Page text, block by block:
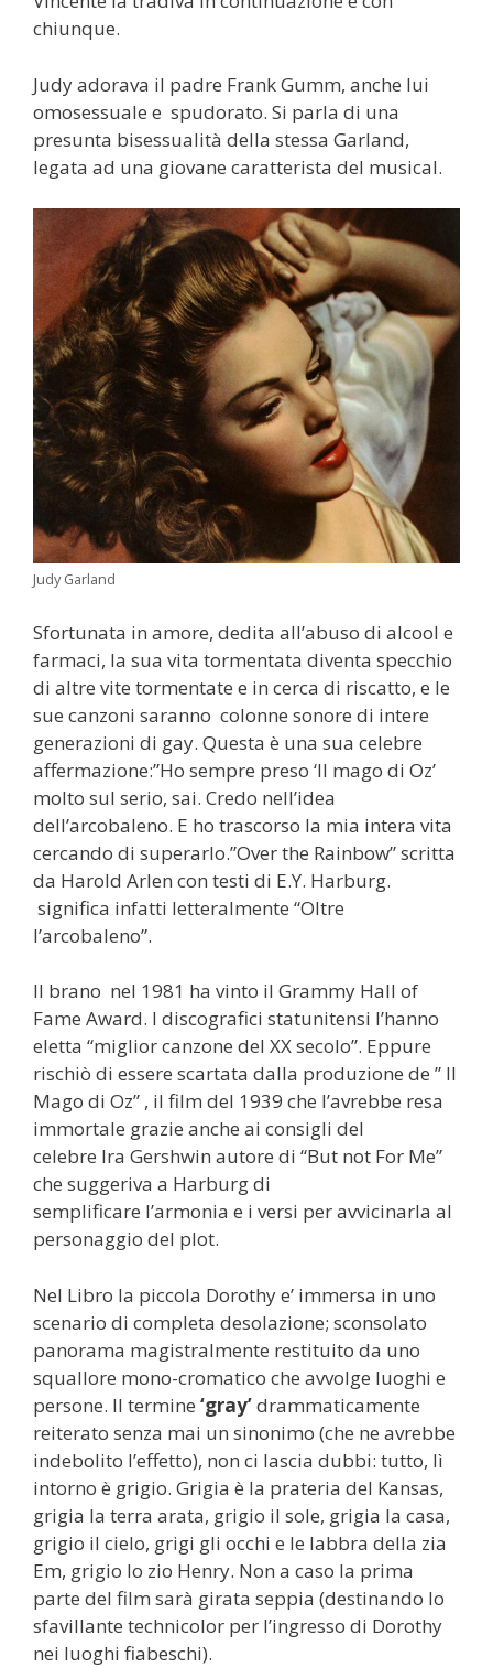
chiunque.
Judy adorava il padre Frank Gumm, anche lui
omosessuale e spudorato. Si parla di una
presunta bisessualità della stessa Garland,
legata ad una giovane caratterista del musical.
Judy Garland
Sfortunata in amore, dedita all’abuso di alcool e
farmaci, la sua vita tormentata diventa specchio
di altre vite tormentate e in cerca di riscatto, e le
sue canzoni saranno colonne sonore di intere
generazioni di gay. Questa è una sua celebre
affermazione:”Ho sempre preso ‘Il mago di Oz’
molto sul serio, sai. Credo nell’idea
dell’arcobaleno. E ho trascorso la mia intera vita
cercando di superarlo.”Over the Rainbow” scritta
da Harold Arlen con testi di E.Y. Harburg.
significa infatti letteralmente “Oltre
l’arcobaleno”.
Il brano nel 1981 ha vinto il Grammy Hall of
Fame Award. I discografici statunitensi l’hanno
eletta “miglior canzone del XX secolo”. Eppure
rischiò di essere scartata dalla produzione de ” Il
Mago di Oz” , il film del 1939 che l’avrebbe resa
immortale grazie anche ai consigli del
celebre Ira Gershwin autore di “But not For Me”
che suggeriva a Harburg di
semplificare l’armonia e i versi per avvicinarla al
personaggio del plot.
Nel Libro la piccola Dorothy e’ immersa in uno
scenario di completa desolazione; sconsolato
panorama magistralmente restituito da uno
squallore mono-cromatico che avvolge luoghi e
persone. Il termine ‘gray’drammaticamente
reiterato senza mai un sinonimo (che ne avrebbe
indebolito l’effetto), non ci lascia dubbi: tutto, lì
intorno è grigio. Grigia è la prateria del Kansas,
grigia la terra arata, grigio il sole, grigia la casa,
grigio il cielo, grigi gli occhi e le labbra della zia
Em, grigio lo zio Henry. Non a caso la prima
parte del film sarà girata seppia (destinando lo
sfavillante technicolor per l’ingresso di Dorothy
nei luoghi fiabeschi).